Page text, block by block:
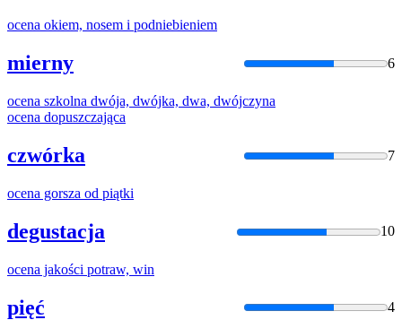
ocena okiem, nosem i podniebieniem
mierny 6
ocena szkolna dwója, dwójka, dwa, dwójczyna
ocena dopuszczająca
czwórka 7
ocena gorsza od piątki
degustacja 10
ocena jakości potraw, win
pięć 4